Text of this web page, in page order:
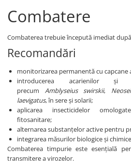
Fertilizanți foliari
Erbicide
FASOLE BOABE PRIMĂVARĂ
Erbicide
FENICUL
Erbicide
FLOAREA SOARELUI
Tratament semințe
Semințe
Erbicide
Fertilizanți foliari
Biostimulatori
Fertilizanți foliari
Dezinfectant sol
MĂR
Fungicide
Insecticide
Biostimulatori
Fertilizanți foliari
Adjuvanți
MAZĂRE
Combatere
Combaterea trebuie începută imediat
Recomandări
monitorizarea permanentă cu capcane
introducerea acarienilor și
precum Amblyseius swirskii,
laevigatus, în sere și solarii;
aplicarea insecticidelor
fitosanitare;
alternarea substanțelor active pentru
integrarea măsurilor biologice și
Combaterea timpurie este esențială
transmitere a virozelor.